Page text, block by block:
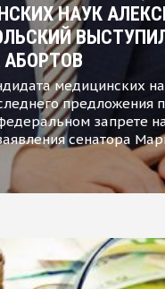
НАУК
АБОРТОВ
медицинских
предложения
запрете
сенатора